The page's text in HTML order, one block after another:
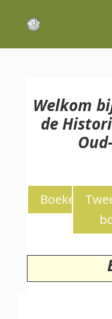
Welkom
de
Boeken